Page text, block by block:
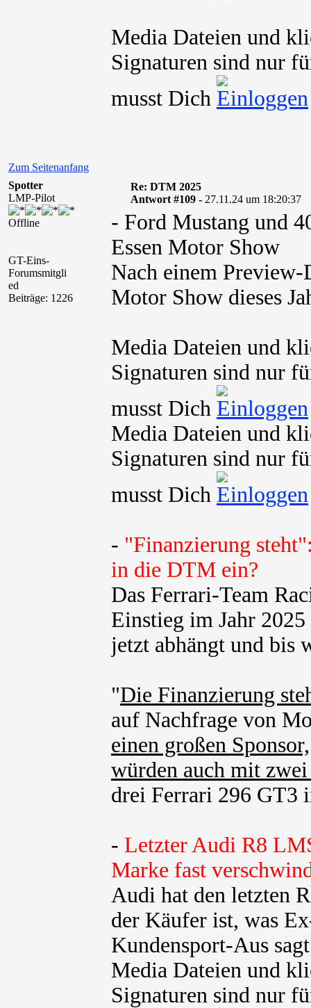
Media Dateien und
Signaturen sind nur
musst Dich
Zum Seitenanfang
Spotter
LMP-Pilot
Offline
GT-Eins-
Forumsmitgli
ed
Beiträge: 1226
Re: DTM 2025
Antwort #109 - 27.11.24 um 18:20:37
- Ford Mustang und
Essen Motor Show
Nach einem
Motor Show dieses
Media Dateien und
Signaturen sind nur
musst Dich
Media Dateien und
Signaturen sind nur
musst Dich
- "Finanzierung
in die DTM ein?
Das Ferrari-Team
Einstieg im Jahr
jetzt abhängt und bis
"Die Finanzierung
auf Nachfrage von
einen großen Sponsor,
würden auch mit
drei Ferrari 296 GT3
- Letzter Audi R8
Marke fast
Audi hat den letzten
der Käufer ist, was
Kundensport-Aus
Media Dateien und
Signaturen sind nur